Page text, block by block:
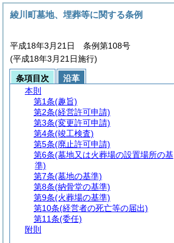
綾川町墓地、埋葬等に関する条例
平成18年3月21日 条例第108号
(平成18年3月21日施行)
条項目次
沿革
本則
第1条(趣旨)
第2条(経営許可申請)
第3条(変更許可申請)
第4条(竣工検査)
第5条(廃止許可申請)
第6条(墓地又は火葬場の設置場所の基
準)
第7条(墓地の基準)
第8条(納骨堂の基準)
第9条(火葬場の基準)
第10条(経営者の死亡等の届出)
第11条(委任)
附則